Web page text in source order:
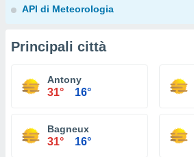
API di Meteorologia
Principali città
Antony
31° 16°
Bagneux
31° 16°